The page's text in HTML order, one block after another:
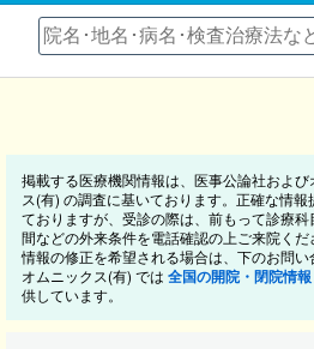
掲載する医療機関情報は、医事公論社および
ス(有) の調査に基いております。正確な情報
ておりますが、受診の際は、前もって診療科
間などの外来条件を電話確認の上ご来院くだ
情報の修正を希望される場合は、下のお問い
オムニックス(有) では 全国の開院・閉院情
供しています。